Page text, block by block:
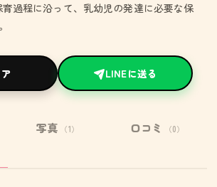
育過程に沿って、乳幼児の発達に必要な保
LINEに送る
写真 （1） 口コミ （0）